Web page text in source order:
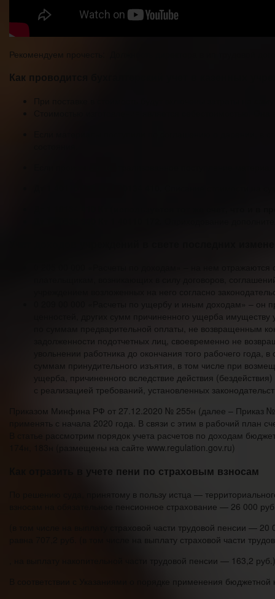
Рекомендуем прочесть: Должность директора в ип трудовой
Как проводится бухгалтерский учет в казенных
плательщикам, возникающих в силу договоров,
учреждением возложенных на него согласно
0 209 00 000 «Расчеты по ущербу и иным доходам» – он
ценностей, других сумм причиненного ущерба
по суммам предварительной оплаты, не возвращенным
задолженности подотчетных лиц, своевременно не
увольнении работника до окончания того рабочего
суммам принудительного изъятия, в том числе при
ущерба, причиненного вследствие действия
с реализацией требований, установленных
Приказом Минфина РФ от 27.12.2020 № 255н (далее – Приказ №
применять с начала 2020 года. В связи с этим в рабочий план
В статье рассмотрим порядок учета расчетов по доходам
174н, 183н (размещены на сайте www.regulation.gov.ru)
Как отразить в учете пени по страховым взносам
По решению суда, принятому в пользу истца —
взносам на обязательное пенсионное страхование — 26 000
(в том числе на выплату страховой части трудовой пенсии —
равна 707,2 руб. (в том числе на выплату страховой части
, на выплату накопительной части трудовой пенсии — 163,2
В соответствии с Указаниями о порядке применения